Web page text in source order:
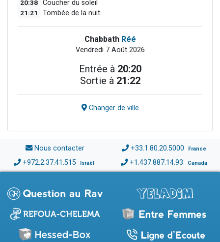
20:38 Coucher du soleil
21:21 Tombée de la nuit
Chabbath Réé
Vendredi 7 Août 2026
Entrée à 20:20
Sortie à 21:22
Changer de ville
Nous contacter +33.1.80.20.5000 France
+972.2.37.41.515 Israël +1.437.887.14.93 Canada